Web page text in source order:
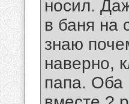
носил.
в баня на
знаю
наверно,
папа. Оба